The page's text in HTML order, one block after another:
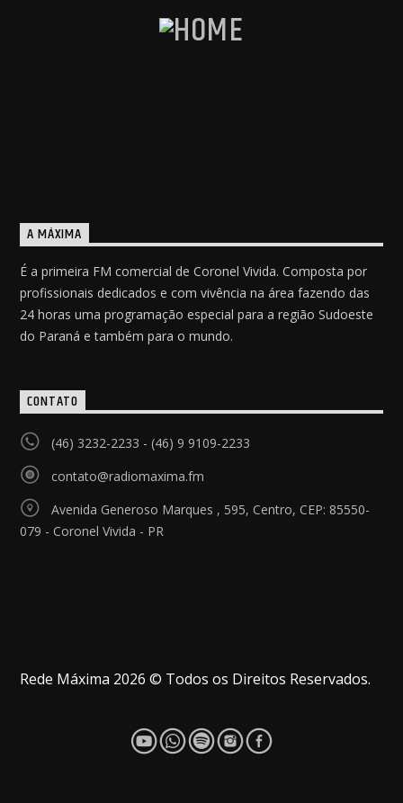
A MÁXIMA
É a primeira FM comercial de Coronel Vivida. Composta por
profissionais dedicados e com vivência na área fazendo das
24 horas uma programação especial para a região Sudoeste
do Paraná e também para o mundo.
CONTATO
(46) 3232-2233 - (46) 9 9109-2233
contato@radiomaxima.fm
Avenida Generoso Marques , 595, Centro, CEP: 85550-
079 - Coronel Vivida - PR
Rede Máxima 2026 © Todos os Direitos Reservados.